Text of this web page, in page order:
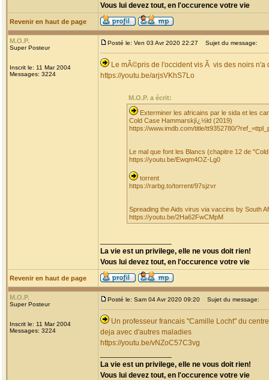
Vous lui devez tout, en l'occurence votre vie
Revenir en haut de page
M.O.P.
Super Posteur
Inscrit le: 11 Mar 2004
Messages: 3224
Posté le: Ven 03 Avr 2020 22:27 Sujet du message:
Le mÃ©pris de l'occident vis Ã vis des noirs n'a
https://youtu.be/arjsVKhS7Lo
M.O.P. a écrit:
Exterminer les africains par le sida et les
Cold Case Hammarskjï¿½ld (2019)
https://www.imdb.com/title/tt9352780/
Le mal que font les Blancs (chapitre 12 de
https://youtu.be/Ewqm4OZ-Lg0
torrent
https://rarbg.to/torrent/97sjzvr
Spreading the Aids virus via vaccins by South
https://youtu.be/2Ha62FwCMpM
La vie est un privilege, elle ne vous doit rien!
Vous lui devez tout, en l'occurence votre vie
Revenir en haut de page
M.O.P.
Super Posteur
Inscrit le: 11 Mar 2004
Messages: 3224
Posté le: Sam 04 Avr 2020 09:20 Sujet du message:
Un professeur francais "Camille Locht" du
deja avec d'autres maladies
https://youtu.be/vNZoC57C3vg
La vie est un privilege, elle ne vous doit rien!
Vous lui devez tout, en l'occurence votre vie